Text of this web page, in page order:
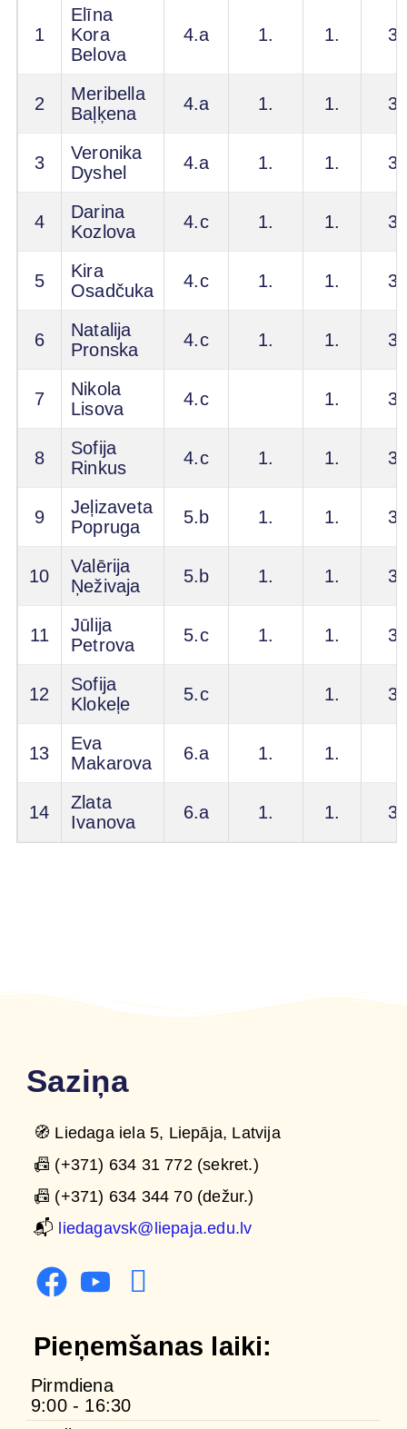
1
Elīna
Kora
Belova
4.a 1. 1. 3.
2
Meribella
Baļķena
4.a 1. 1. 3.
3
Veronika
Dyshel
4.a 1. 1. 3.
4
Darina
Kozlova
4.c 1. 1. 3.
5
Kira
Osadčuka
4.c 1. 1. 3.
6
Natalija
Pronska
4.c 1. 1. 3.
7
Nikola
Lisova
4.c 1. 3.
8
Sofija
Rinkus
4.c 1. 1. 3.
9
Jeļizaveta
Popruga
5.b 1. 1. 3.
10
Valērija
Ņeživaja
5.b 1. 1. 3.
11
Jūlija
Petrova
5.c 1. 1. 3.
12
Sofija
Klokeļe
5.c 1. 3.
13
Eva
Makarova
6.a 1. 1.
14
Zlata
Ivanova
6.a 1. 1. 3.
Saziņa
🧭 Liedaga iela 5, Liepāja, Latvija
📠 (+371) 634 31 772 (sekret.)
📠 (+371) 634 344 70 (dežur.)
📬 liedagavsk@liepaja.edu.lv
Pieņemšanas laiki:
Pirmdiena
9:00 - 16:30